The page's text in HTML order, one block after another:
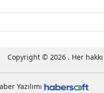
Copyright © 2026 . Her hakkı
Yazılımı